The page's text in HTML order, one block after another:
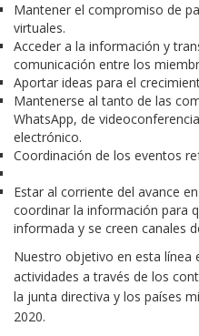
Mantener el compromiso de
virtuales.
Acceder a la información y
comunicación entre los
Aportar ideas para el
Mantenerse al tanto de las
WhatsApp, de
electrónico.
Coordinación de los eventos
Estar al corriente del avance
coordinar la información para
informada y se creen canales
Nuestro objetivo en esta línea
actividades a través de los
la junta directiva y los países
2020.